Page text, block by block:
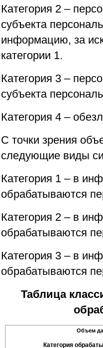
Категория 2 –
субъекта
информацию, за
категории 1.
Категория 3 –
субъекта
Категория 4 –
С точки зрения
следующие виды
Категория 1 – в
обрабатываются
Категория 2 – в
обрабатываются
Категория 3 – в
обрабатываются
Таблица
Объем
Категория